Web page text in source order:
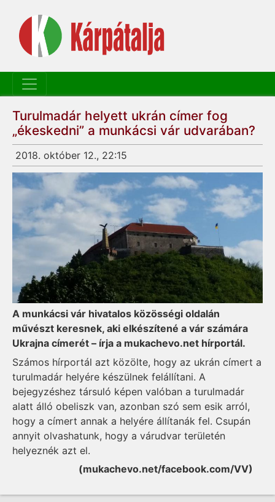
Turulmadár helyett ukrán címer fog
„ékeskedni” a munkácsi vár udvarában?
2018. október 12., 22:15
A munkácsi vár hivatalos közösségi oldalán
művészt keresnek, aki elkészítené a vár számára
Ukrajna címerét – írja a mukachevo.net hírportál.
Számos hírportál azt közölte, hogy az ukrán címert a
turulmadár helyére készülnek felállítani. A
bejegyzéshez társuló képen valóban a turulmadár
alatt álló obeliszk van, azonban szó sem esik arról,
hogy a címert annak a helyére állítanák fel. Csupán
annyit olvashatunk, hogy a várudvar területén
helyeznék azt el.
(mukachevo.net/facebook.com/VV)